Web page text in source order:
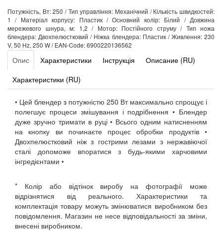
Потужність, Вт: 250 / Тип управління: Механічний / Кількість швидкостей:
1 / Матеріал корпусу: Пластик / Основний колір: Білий / Довжина
мережевого шнура, м: 1,2 / Мотор: Постійного струму / Тип ножа
блендера: Двохпелюстковий / Ніжка блендера: Пластик / Живлення: 230
V, 50 Hz, 250 W / EAN-Code: 6900220136562
Опис Характеристики Інструкція
Описание (RU)
Характеристики (RU)
• Цей блендер з потужністю 250 Вт максимально спрощує і
полегшує процеси змішування і подрібнення • Блендер
дуже зручно тримати в руці • Всього одним натисненням
на кнопку ви починаєте процес обробки продуктів •
Двохпелюстковий ніж з гострими лезами з нержавіючої
сталі допоможе впоратися з будь-якими харчовими
інгредієнтами •
* Колір або відтінок виробу на фотографії може
відрізнятися від реального. Характеристики та
комплектація товару можуть змінюватися виробником без
повідомлення. Магазин не несе відповідальності за зміни,
внесені виробником.